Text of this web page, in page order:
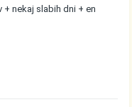
nekaj slabih dni + en